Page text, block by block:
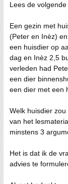
Lees de
Een gezin met
(Peter en Inèz)
een huisdier op
dag en Inèz 2,5
verleden had
een dier
een dier met een
Welk huisdier
van het
minstens 3
Het is dat ik de
advies te